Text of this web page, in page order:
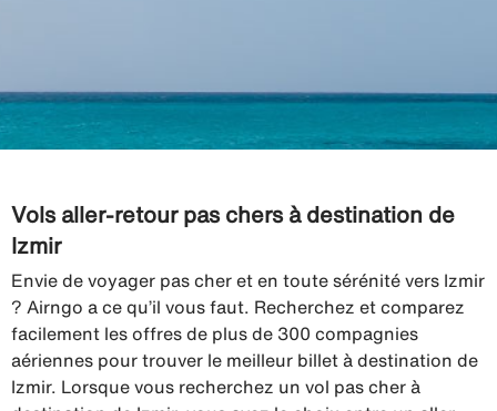
Vols aller-retour pas chers à destination de
Izmir
Envie de voyager pas cher et en toute sérénité vers Izmir
? Airngo a ce qu’il vous faut. Recherchez et comparez
facilement les offres de plus de 300 compagnies
aériennes pour trouver le meilleur billet à destination de
Izmir. Lorsque vous recherchez un vol pas cher à